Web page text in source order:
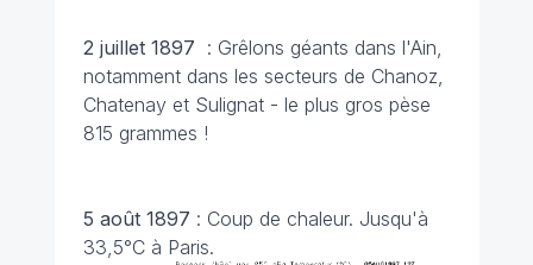
2 juillet 1897 : Grêlons géants dans l'Ain,
notamment dans les secteurs de Chanoz,
Chatenay et Sulignat - le plus gros pèse
815 grammes !
5 août 1897 : Coup de chaleur. Jusqu'à
33,5°C à Paris.